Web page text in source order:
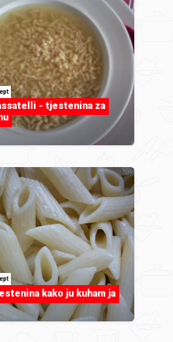
- tjestenina za
kako ju kuham ja